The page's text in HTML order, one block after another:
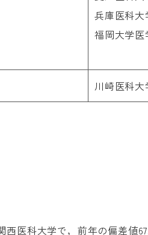
兵庫医科大
福岡大学医
川崎医科大
医科大学で，前年の偏差値